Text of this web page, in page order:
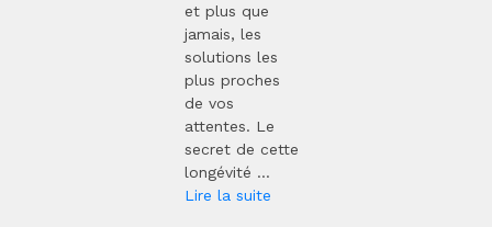
et plus que
jamais, les
solutions les
plus proches
de vos
attentes. Le
secret de cette
longévité ...
Lire la suite